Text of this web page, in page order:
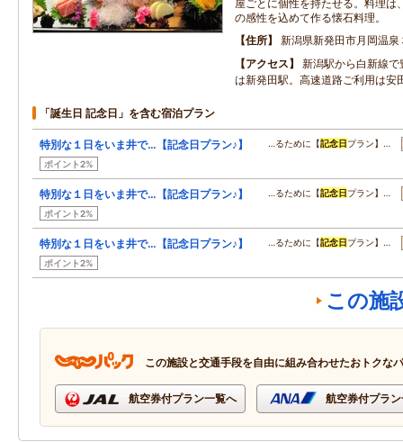
屋ごとに個性を持たせる。料理は
の感性を込めて作る懐石料理。
住所
新潟県新発田市月岡温泉
アクセス
新潟駅から白新線
は新発田駅。高速道路ご利用は安
「誕生日 記念日」を含む宿泊プラン
特別な１日をいま井で…【記念日プラン♪】
ポイント2%
…るために【記念日 プラン】…
特別な１日をいま井で…【記念日プラン♪】
ポイント2%
…るために【記念日 プラン】…
特別な１日をいま井で…【記念日プラン♪】
ポイント2%
…るために【記念日 プラン】…
この施
この施設と交通手段を自由に組み合わせたおトクな
航空券付プラン一覧へ 航空券付プラ